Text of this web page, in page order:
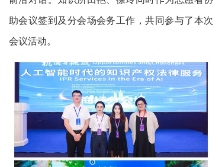
助会议签到及分会场会务工作，共同参与了本次
会议活动。